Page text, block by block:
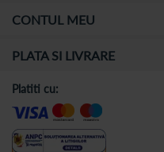
CONTUL MEU
PLATA SI LIVRARE
Platiti cu: